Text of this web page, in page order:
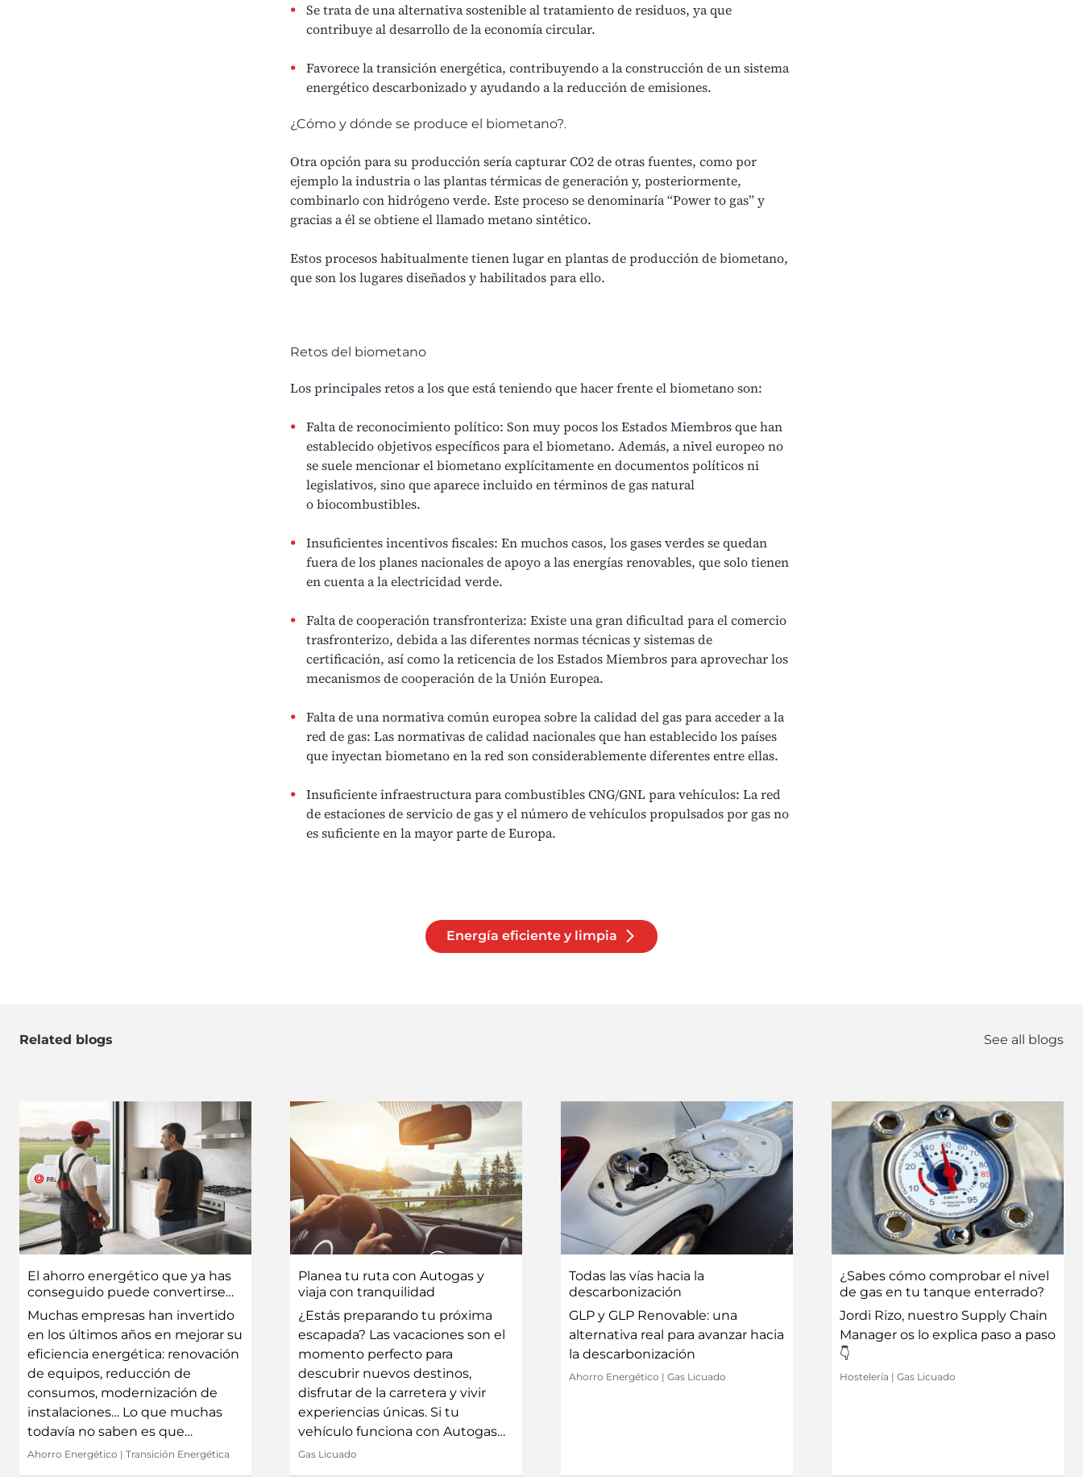
Se trata de una alternativa sostenible al tratamiento de residuos, ya que
contribuye al desarrollo de la economía circular.
Favorece latransición energética, contribuyendo a la construcción de un sistema
energético descarbonizado y ayudando a lareducción de emisiones.
¿Cómo y dónde se produce el biometano?.
Otra opción para su producción sería capturar CO2 de otras fuentes, como por
ejemplo laindustriao las plantas térmicas de generación y, posteriormente,
combinarlo con hidrógeno verde. Este proceso se denominaría “Power to gas” y
gracias a él se obtiene el llamado metano sintético.
Estos procesos habitualmente tienen lugar en plantas de producción de biometano,
que son los lugares diseñados y habilitados para ello.
Retos del biometano
Los principales retos a los que está teniendo que hacer frente el biometano son:
Falta de reconocimiento político: Son muy pocos los Estados Miembros que han
establecido objetivos específicos para el biometano. Además, a nivel europeo no
se suele mencionar el biometano explícitamente en documentos políticos ni
legislativos, sino que aparece incluido en términos de gas natural
obiocombustibles.
Insuficientes incentivos fiscales: En muchos casos, los gases verdes se quedan
fuera de los planes nacionales de apoyo a las energías renovables, que solo tienen
en cuenta a la electricidad verde.
Falta de cooperación transfronteriza: Existe una gran dificultad para el comercio
trasfronterizo, debida a las diferentes normas técnicas y sistemas de
certificación, así como la reticencia de los Estados Miembros para aprovechar los
mecanismos de cooperación de la Unión Europea.
Falta de una normativa común europea sobre la calidad del gas para acceder a la
red de gas: Las normativas de calidad nacionales que han establecido los países
que inyectan biometano en la red son considerablemente diferentes entre ellas.
Insuficiente infraestructura para combustiblesCNG/GNL para vehículos: La red
de estaciones de servicio de gas y el número de vehículos propulsados por gas no
es suficiente en la mayor parte de Europa.
Energía eficiente y limpia
Related blogs See all blogs
El ahorro energético que ya has
conseguido puede convertirse
en ingresos para tu empresa.
Muchas empresas han invertido
en los últimos años en mejorar su
eficiencia energética: renovación
de equipos, reducción de
consumos, modernización de
instalaciones… Lo que muchas
todavía no saben es que…
Ahorro Energético | Transición Energética
Planea tu ruta con Autogas y
viaja con tranquilidad
¿Estás preparando tu próxima
escapada? Las vacaciones son el
momento perfecto para
descubrir nuevos destinos,
disfrutar de la carretera y vivir
experiencias únicas. Si tu
vehículo funciona con Autogas…
Gas Licuado
Todas las vías hacia la
descarbonización
GLP y GLP Renovable: una
alternativa real para avanzar hacia
la descarbonización
Ahorro Energético | Gas Licuado
¿Sabes cómo comprobar el nivel
de gas en tu tanque enterrado?
Jordi Rizo, nuestro Supply Chain
Manager os lo explica paso a paso
👇
Hostelería | Gas Licuado